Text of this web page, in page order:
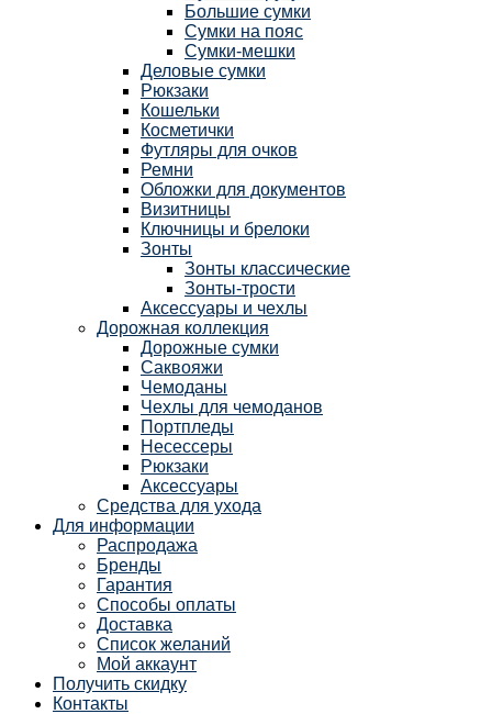
Большие сумки
Сумки на пояс
Сумки-мешки
Деловые сумки
Рюкзаки
Кошельки
Косметички
Футляры для очков
Ремни
Обложки для документов
Визитницы
Ключницы и брелоки
Зонты
Зонты классические
Зонты-трости
Аксессуары и чехлы
Дорожная коллекция
Дорожные сумки
Саквояжи
Чемоданы
Чехлы для чемоданов
Портпледы
Несессеры
Рюкзаки
Аксессуары
Средства для ухода
Для информации
Распродажа
Бренды
Гарантия
Способы оплаты
Доставка
Список желаний
Мой аккаунт
Получить скидку
Контакты